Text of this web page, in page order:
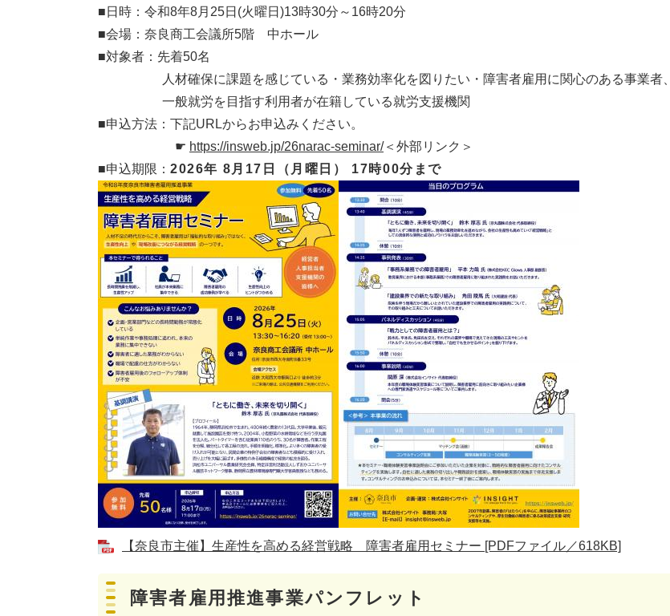
■日時：令和8年8月25日(火曜日)13時30分～16時20分
■会場：奈良商工会議所5階 中ホール
■対象者：先着50名
人材確保に課題を感じている・業務効率化を図りたい・障害者雇用に関心のある事業者、
一般就労を目指す利用者が在籍している就労支援機関
■申込方法：下記URLからお申込みください。
​ ☛ https://insweb.jp/26narac-seminar/＜外部リンク＞
■申込期限： 2026年 8月17日（月曜日） 17時00分まで
【奈良市主催】生産性を高める経営戦略 障害者雇用セミナー [PDFファイル／618KB]
障害者雇用推進事業パンフレット